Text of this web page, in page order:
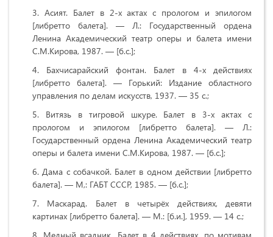
Асият. Балет в 2-х актах с прологом и эпилогом
[либретто балета]. — Л.: Государственный ордена
Ленина Академический театр оперы и балета имени
С.М.Кирова, 1987. — [б.с.];
Бахчисарайский фонтан. Балет в 4-х действиях
[либретто балета]. — Горький: Издание областного
управления по делам искусств, 1937. — 35 с.;
Витязь в тигровой шкуре. Балет в 3-х актах с
прологом и эпилогом [либретто балета]. — Л.:
Государственный ордена Ленина Академический театр
оперы и балета имени С.М.Кирова, 1987. — [б.с.];
Дама с собачкой. Балет в одном действии [либретто
балета]. — М,: ГАБТ СССР, 1985. — [б.с.];
Маскарад. Балет в четырёх действиях, девяти
картинах [либретто балета]. — М.: [б.и.], 1959. — 14 с.;
Медный всадник. Балет в 4 действиях, по мотивам